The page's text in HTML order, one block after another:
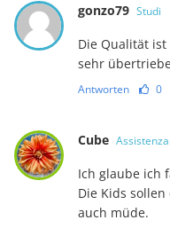
gonzo79 Studi
Die Qualität
sehr
Antworten 0
Cube
Ich glaube ich
Die Kids
auch müde.